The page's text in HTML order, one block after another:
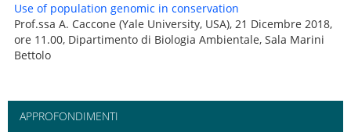
Use of population genomic in conservation
Prof.ssa A. Caccone (Yale University, USA), 21 Dicembre 2018,
ore 11.00, Dipartimento di Biologia Ambientale, Sala Marini
Bettolo
APPROFONDIMENTI